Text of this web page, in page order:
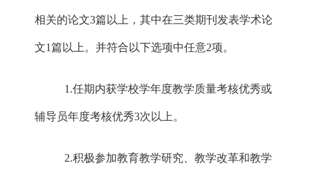
相关的论文3篇以上，其中在三类期刊发表学术论
文1篇以上。并符合以下选项中任意2项。
1.任期内获学校学年度教学质量考核优秀或
辅导员年度考核优秀3次以上。
2.积极参加教育教学研究、教学改革和教学